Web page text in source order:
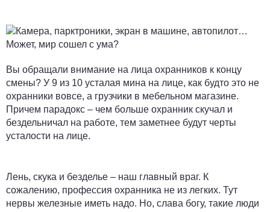
Вы обращали внимание на лица охранников к концу
смены? У 9 из 10 усталая мина на лице, как будто это не
охранники вовсе, а грузчики в мебельном магазине.
Причем парадокс – чем больше охранник скучал и
бездельничал на работе, тем заметнее будут черты
усталости на лице.
Лень, скука и безделье – наш главный враг. К
сожалению, профессия охранника не из легких. Тут
нервы железные иметь надо. Но, слава богу, такие люди